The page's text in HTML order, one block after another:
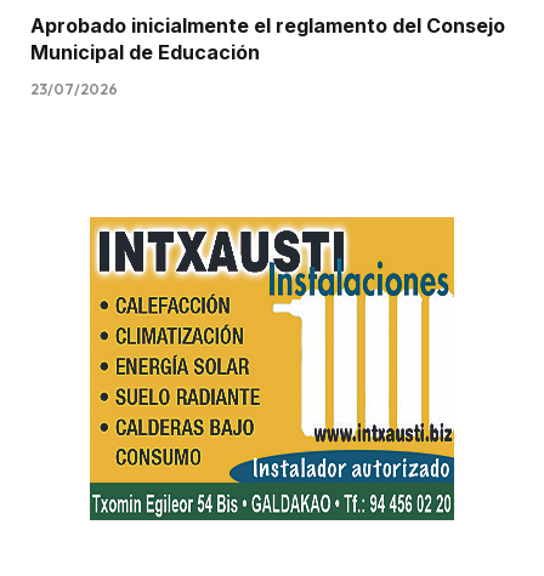
Aprobado inicialmente el reglamento del Consejo
Municipal de Educación
23/07/2026